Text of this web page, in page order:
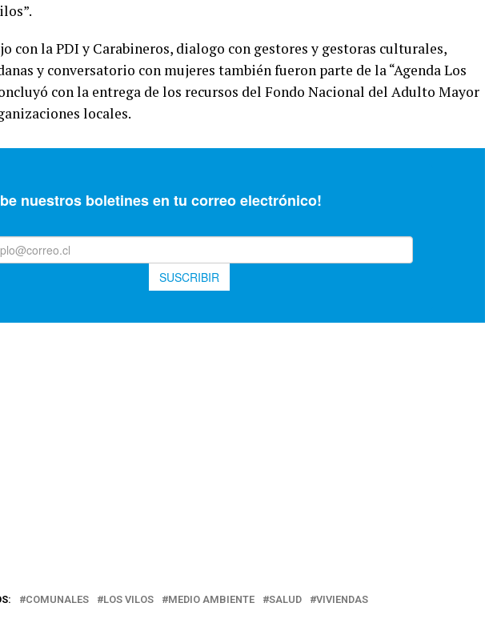
con la PDI y Carabineros, dialogo con gestores y gestoras culturales,
y conversatorio con mujeres también fueron parte de la “Agenda Los
con la entrega de los recursos del Fondo Nacional del Adulto Mayor
locales.
COMUNALES LOS VILOS MEDIO AMBIENTE SALUD VIVIENDAS